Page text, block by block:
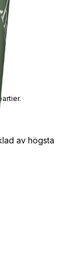
av högsta